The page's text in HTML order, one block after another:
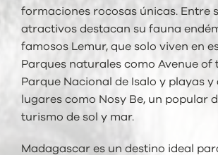
formaciones rocosas únicas. Entre
atractivos destacan su fauna
famosos Lemur, que solo viven en
Parques naturales como Avenue of
Parque Nacional de Isalo y p layas y
lugares como Nosy Be, un popular
turismo de sol y mar.
Madagascar es un destino ideal